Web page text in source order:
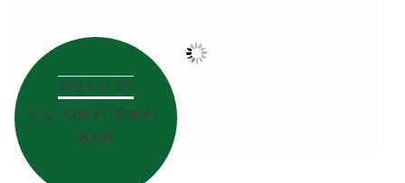
阳江人叫“荚”
学名：假菠萝、野菠萝、
露兜树